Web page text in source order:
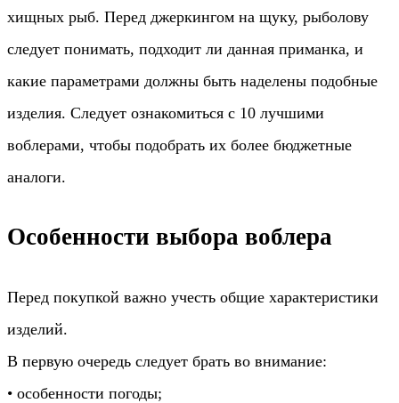
хищных рыб. Перед джеркингом на щуку, рыболову
следует понимать, подходит ли данная приманка, и
какие параметрами должны быть наделены подобные
изделия. Следует ознакомиться с 10 лучшими
воблерами, чтобы подобрать их более бюджетные
аналоги.
Особенности выбора воблера
Перед покупкой важно учесть общие характеристики
изделий.
В первую очередь следует брать во внимание:
• особенности погоды;